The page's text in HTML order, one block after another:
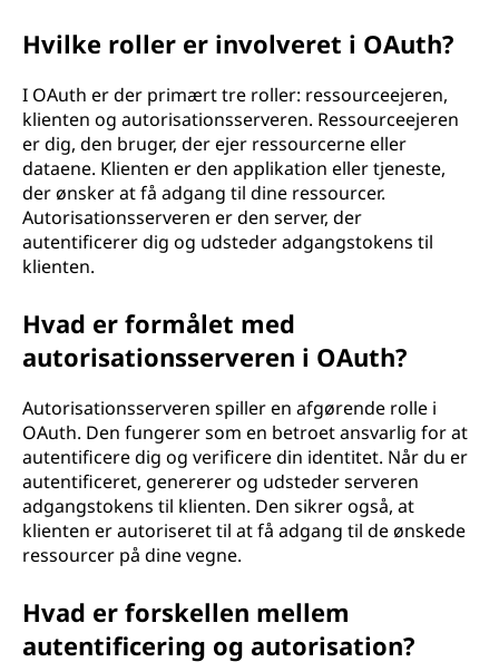
Hvilke roller er involveret i OAuth?
I OAuth er der primært tre roller: ressourceejeren,
klienten og autorisationsserveren. Ressourceejeren
er dig, den bruger, der ejer ressourcerne eller
dataene. Klienten er den applikation eller tjeneste,
der ønsker at få adgang til dine ressourcer.
Autorisationsserveren er den server, der
autentificerer dig og udsteder adgangstokens til
klienten.
Hvad er formålet med
autorisationsserveren i OAuth?
Autorisationsserveren spiller en afgørende rolle i
OAuth. Den fungerer som en betroet ansvarlig for at
autentificere dig og verificere din identitet. Når du er
autentificeret, genererer og udsteder serveren
adgangstokens til klienten. Den sikrer også, at
klienten er autoriseret til at få adgang til de ønskede
ressourcer på dine vegne.
Hvad er forskellen mellem
autentificering og autorisation?